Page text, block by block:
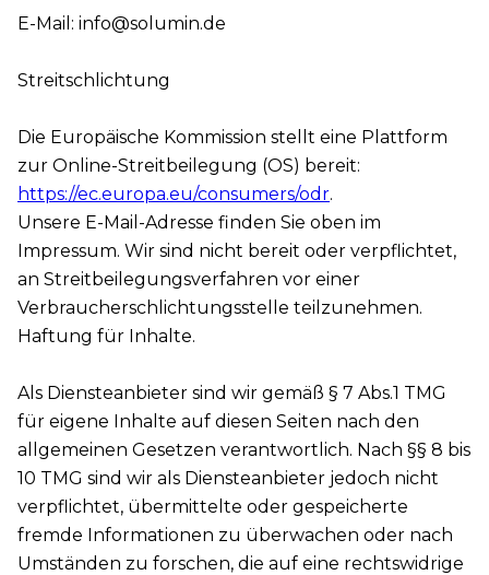
E-Mail: info@solumin.de
Streitschlichtung
Die Europäische Kommission stellt eine Plattform
zur Online-Streitbeilegung (OS) bereit:
https://ec.europa.eu/consumers/odr.
Unsere E-Mail-Adresse finden Sie oben im
Impressum. Wir sind nicht bereit oder verpflichtet,
an Streitbeilegungsverfahren vor einer
Verbraucherschlichtungsstelle teilzunehmen.
Haftung für Inhalte.
Als Diensteanbieter sind wir gemäß § 7 Abs.1 TMG
für eigene Inhalte auf diesen Seiten nach den
allgemeinen Gesetzen verantwortlich. Nach §§ 8 bis
10 TMG sind wir als Diensteanbieter jedoch nicht
verpflichtet, übermittelte oder gespeicherte
fremde Informationen zu überwachen oder nach
Umständen zu forschen, die auf eine rechtswidrige